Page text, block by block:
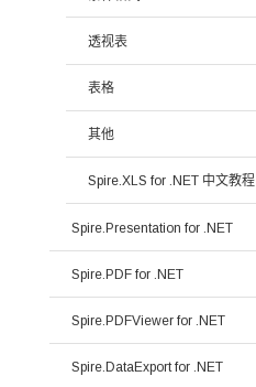
透视表
表格
其他
Spire.XLS for .NET 中文教程
Spire.Presentation for .NET
Spire.PDF for .NET
Spire.PDFViewer for .NET
Spire.DataExport for .NET